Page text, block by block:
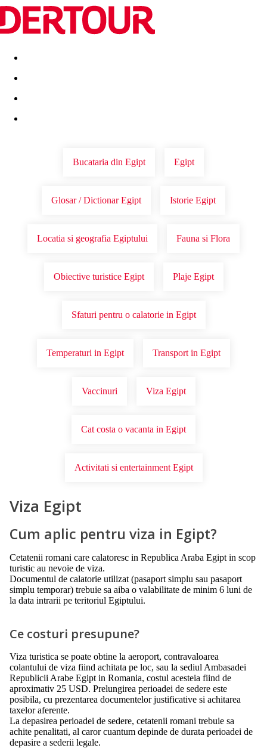
Destinatii Vacanta perfecta OFERTE DE NERATAT
Bucataria din Egipt Egipt
Glosar / Dictionar Egipt Istorie Egipt
Locatia si geografia Egiptului Fauna si Flora
Obiective turistice Egipt Plaje Egipt
Sfaturi pentru o calatorie in Egipt
Temperaturi in Egipt Transport in Egipt
Vaccinuri Viza Egipt
Cat costa o vacanta in Egipt
Activitati si entertainment Egipt
Viza Egipt
Cum aplic pentru viza in Egipt?
Cetatenii romani care calatoresc in Republica Araba Egipt in scop
turistic au nevoie de viza.
Documentul de calatorie utilizat (pasaport simplu sau pasaport
simplu temporar) trebuie sa aiba o valabilitate de minim 6 luni de
la data intrarii pe teritoriul Egiptului.
Ce costuri presupune?
Viza turistica se poate obtine la aeroport, contravaloarea
colantului de viza fiind achitata pe loc, sau la sediul Ambasadei
Republicii Arabe Egipt in Romania, costul acesteia fiind de
aproximativ 25 USD. Prelungirea perioadei de sedere este
posibila, cu prezentarea documentelor justificative si achitarea
taxelor aferente.
La depasirea perioadei de sedere, cetatenii romani trebuie sa
achite penalitati, al caror cuantum depinde de durata perioadei de
depasire a sederii legale.